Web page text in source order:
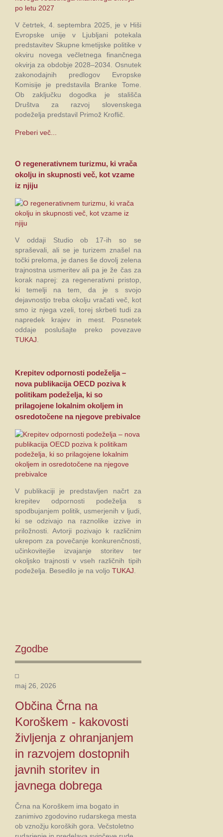
V četrtek, 4. septembra 2025, je v Hiši
Evropske unije v Ljubljani potekala
predstavitev Skupne kmetijske politike v
okviru novega večletnega finančnega
okvirja za obdobje 2028–2034. Osnutek
zakonodajnih predlogov Evropske
Komisije je predstavila Branke Tome.
Ob zaključku dogodka je stališča
Društva za razvoj slovenskega
podeželja predstavil Primož Kroflič.
Preberi več...
O regenerativnem turizmu, ki vrača
okolju in skupnosti več, kot vzame
iz njiju
V oddaji Studio ob 17-ih so se
spraševali, ali se je turizem znašel na
točki preloma, je danes še dovolj zelena
trajnostna usmeritev ali pa je že čas za
korak naprej: za regenerativni pristop,
ki temelji na tem, da je s svojo
dejavnostjo treba okolju vračati več, kot
smo iz njega vzeli, torej skrbeti tudi za
napredek krajev in mest. Posnetek
oddaje poslušajte preko povezave
TUKAJ
Krepitev odpornosti podeželja –
nova publikacija OECD poziva k
politikam podeželja, ki so
prilagojene lokalnim okoljem in
osredotočene na njegove prebivalce
V publikaciji je predstavljen načrt za
krepitev odpornosti podeželja s
spodbujanjem politik, usmerjenih v ljudi,
ki se odzivajo na raznolike izzive in
priložnosti. Avtorji pozivajo k različnim
ukrepom za povečanje konkurenčnosti,
učinkovitejše izvajanje storitev ter
okoljsko trajnosti v vseh različnih tipih
podeželja. Besedilo je na voljo TUKAJ
Zgodbe
maj 26, 2026
Občina Črna na
Koroškem - kakovosti
življenja z ohranjanjem
in razvojem dostopnih
javnih storitev in
javnega dobrega
Črna na Koroškem ima bogato in
zanimivo zgodovino rudarskega mesta
ob vznožju koroških gora. Večstoletno